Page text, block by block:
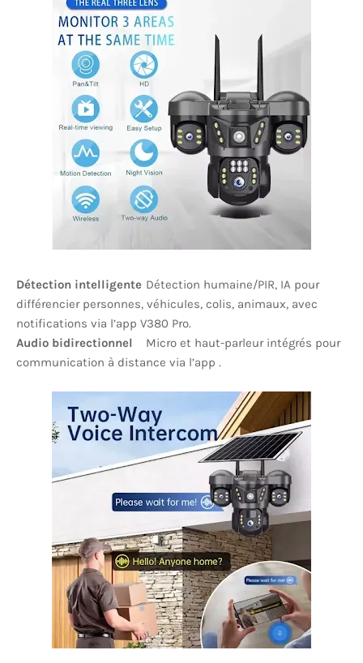
Détection intelligente Détection humaine/PIR, IA pour
différencier personnes, véhicules, colis, animaux, avec
notifications via l’app V380 Pro.
Audio bidirectionnel
Micro et haut-parleur intégrés pour
communication à distance via l’app .